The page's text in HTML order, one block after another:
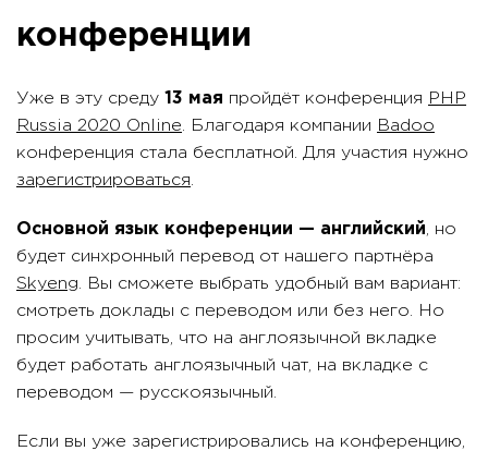
конференции
Уже в эту среду 13 мая пройдёт конференция PHP
Russia 2020 Online . Благодаря компании Badoo
конференция стала бесплатной. Для участия нужно
зарегистрироваться
Основной язык конференции — английский , но
будет синхронный перевод от нашего партнёра
Skyeng . Вы сможете выбрать удобный вам вариант:
смотреть доклады с переводом или без него. Но
просим учитывать, что на англоязычной вкладке
будет работать англоязычный чат, на вкладке с
переводом — русскоязычный.
Если вы уже зарегистрировались на конференцию,